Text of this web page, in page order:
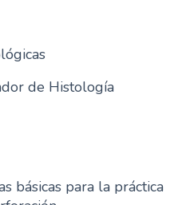
de Histología
básicas para la práctica